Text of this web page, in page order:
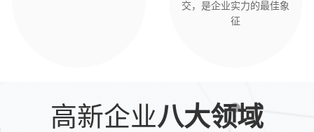
交，是企业实力的最佳象
征
高新企业八大领域